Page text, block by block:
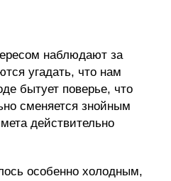
наблюдают за
угадать, что нам
бытует поверье, что
сменяется знойным
действительно
особенно холодным,